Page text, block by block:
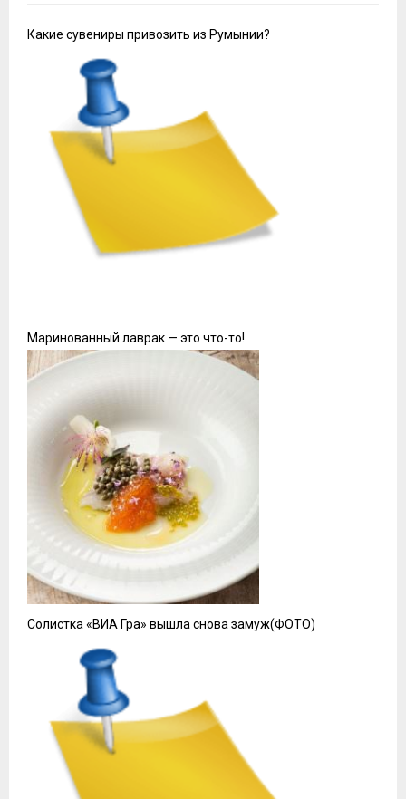
Какие сувениры привозить из Румынии?
Маринованный лаврак — это что-то!
Солистка «ВИА Гра» вышла снова замуж(ФОТО)